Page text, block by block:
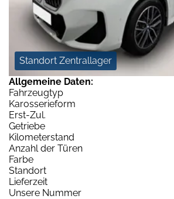
Standort Zentrallager
Allgemeine Daten:
Fahrzeugtyp
Karosserieform
Erst-Zul.
Getriebe
Kilometerstand
Anzahl der Türen
Farbe
Standort
Lieferzeit
Unsere Nummer